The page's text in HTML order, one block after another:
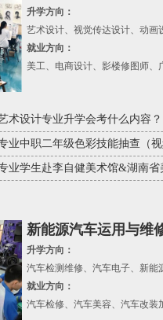
升学方向：
艺术设计、视觉传达设计、动画
就业方向：
美工、电商设计、影楼修图师、
术设计专业升学会考什么内容？
业中职二年级色彩技能抽查（视
业学生赴李自健美术馆&湖南省
新能源汽车运用与维
升学方向：
汽车检测维修、汽车电子、新能
就业方向：
汽车检修、汽车美容、汽车改装